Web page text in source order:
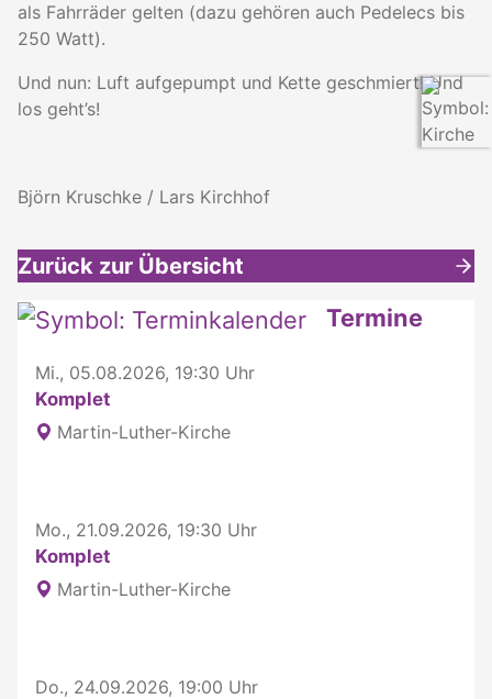
als Fahrräder gelten (dazu gehören auch Pedelecs bis
250 Watt).
Und nun: Luft aufgepumpt und Kette geschmiert! Und
los geht’s!
Björn Kruschke / Lars Kirchhof
Zurück zur Übersicht
Weitere interessante Inhalte Termine
Mi., 05.08.2026, 19:30 Uhr
Komplet
Martin-Luther-Kirche
Mo., 21.09.2026, 19:30 Uhr
Komplet
Martin-Luther-Kirche
Do., 24.09.2026, 19:00 Uhr